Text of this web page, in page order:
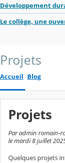
Développement
Le collège, une
Projets
Accueil Blog
Projets
Par admin romain-
le mardi 8 juillet
Quelques projets